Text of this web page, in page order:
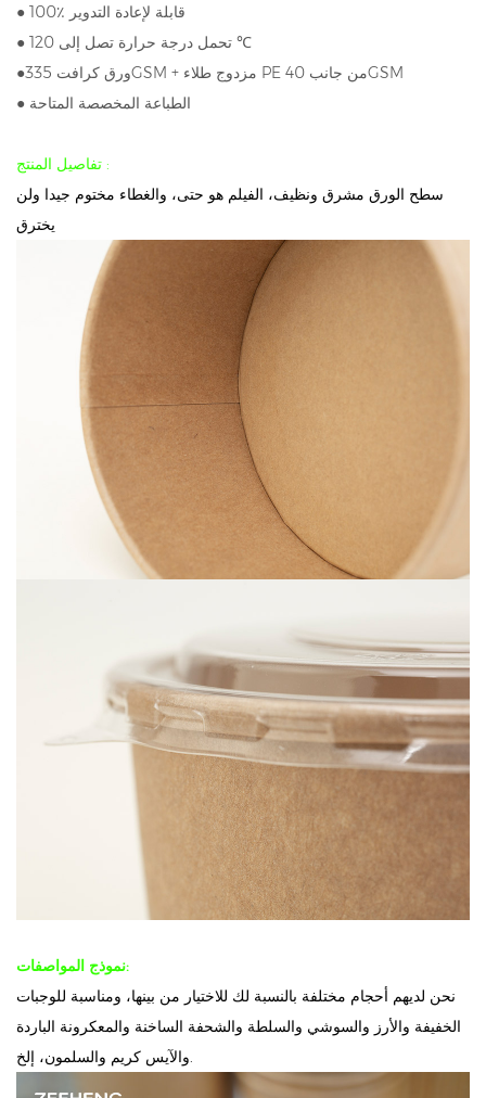
●
100٪ قابلة لإعادة التدوير
● تحمل درجة حرارة تصل إلى 120 ℃
●
ورق كرافت 335GSM + مزدوج طلاء PE من جانب 40GSM
● الطباعة المخصصة المتاحة
تفاصيل المنتج :
سطح الورق مشرق ونظيف، الفيلم هو حتى، والغطاء مختوم جيدا ولن
يخترق
نموذج المواصفات:
نحن لديهم أحجام مختلفة بالنسبة لك للاختيار من بينها، ومناسبة للوجبات
الخفيفة والأرز والسوشي والسلطة والشحفة الساخنة والمعكرونة الباردة
والآيس كريم والسلمون، إلخ.